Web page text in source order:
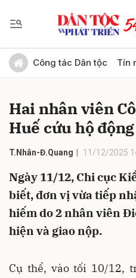
Công tác Dân tộc Tín
Hai nhân viên
Huế cứu hộ
T.Nhân-Đ.Quang 11/12/2025
Ngày 11/12, Chi cục
biết, đơn vị vừa tiếp
hiếm do 2 nhân viên
hiện và giao nộp.
Cụ thể, vào tối 10/12,
Gửi bình luận